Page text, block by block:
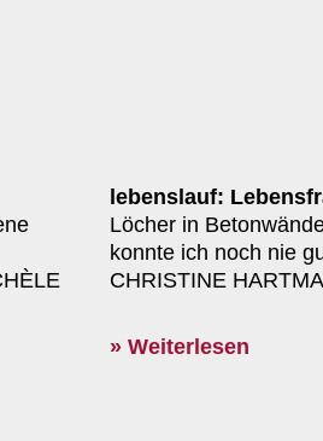
lebenslauf:
Löcher in
konnte ich noch nie
CHRISTINE
» Weiterlesen